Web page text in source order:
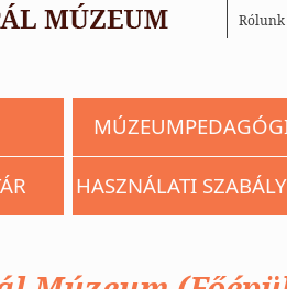
Rólunk
HASZNÁLATI